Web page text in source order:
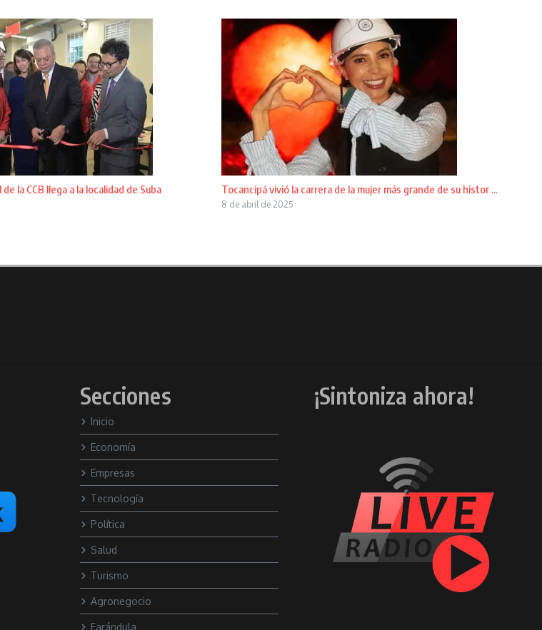
la CCB llega a la localidad de Suba Tocancipá vivió la carrera de la mujer más grande de su histor ...
8 de abril de 2025
Secciones
Inicio
Economía
Empresas
Tecnología
Política
Salud
Turismo
Agronegocio
Farándula
¡Sintoniza ahora!